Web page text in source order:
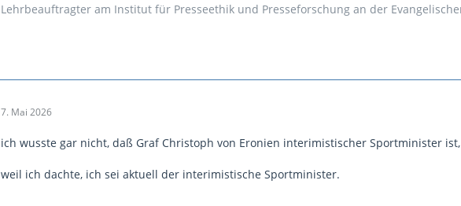
Lehrbeauftragter am Institut für Presseethik und Presseforschung an der
7. Mai 2026
ich wusste gar nicht, daß Graf Christoph von Eronien interimistischer Sportminister
weil ich dachte, ich sei aktuell der interimistische Sportminister.